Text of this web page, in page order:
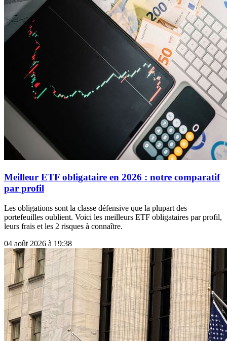
Meilleur ETF obligataire en 2026 : notre comparatif
par profil
Les obligations sont la classe défensive que la plupart des
portefeuilles oublient. Voici les meilleurs ETF obligataires par profil,
leurs frais et les 2 risques à connaître.
04 août 2026 à 19:38